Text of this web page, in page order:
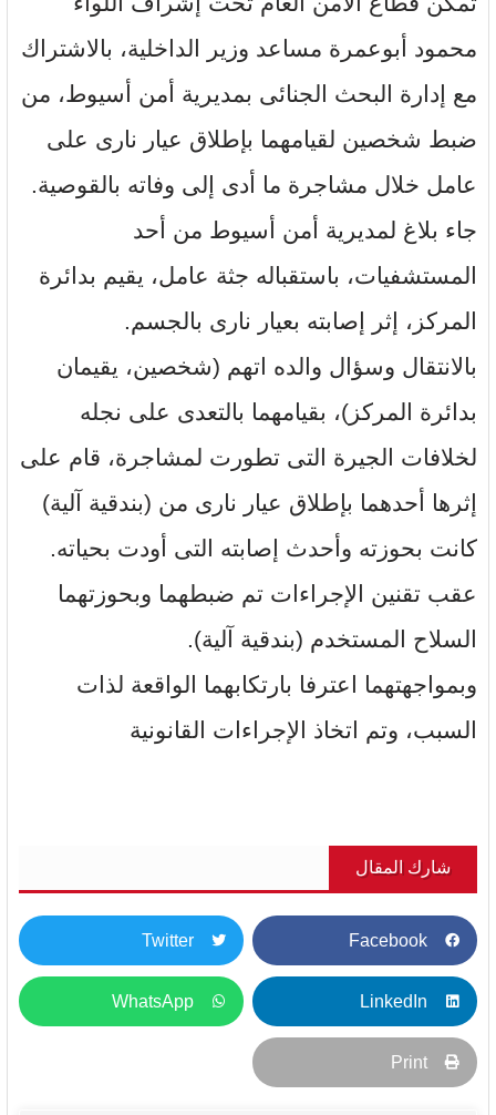
محمود أبوعمرة مساعد وزير الداخلية، بالاشتراك
مع إدارة البحث الجنائى بمديرية أمن أسيوط، من
ضبط شخصين لقيامهما بإطلاق عيار نارى على
عامل خلال مشاجرة ما أدى إلى وفاته بالقوصية.
جاء بلاغ لمديرية أمن أسيوط من أحد
المستشفيات، باستقباله جثة عامل، يقيم بدائرة
المركز، إثر إصابته بعيار نارى بالجسم.
بالانتقال وسؤال والده اتهم (شخصين، يقيمان
بدائرة المركز)، بقيامهما بالتعدى على نجله
لخلافات الجيرة التى تطورت لمشاجرة، قام على
إثرها أحدهما بإطلاق عيار نارى من (بندقية آلية)
كانت بحوزته وأحدث إصابته التى أودت بحياته.
عقب تقنين الإجراءات تم ضبطهما وبحوزتهما
السلاح المستخدم (بندقية آلية).
وبمواجهتهما اعترفا بارتكابهما الواقعة لذات
السبب، وتم اتخاذ الإجراءات القانونية
شارك المقال
Facebook
Twitter
LinkedIn
WhatsApp
Print